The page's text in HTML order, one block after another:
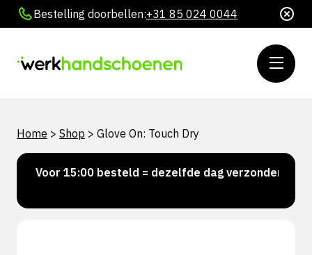
Bestelling doorbellen:+31 85 024 0044
Home > Shop > Glove On: Touch Dry
Voor 15:00 besteld = dezelfde dag verzonden